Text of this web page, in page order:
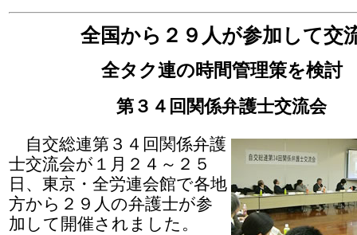
全国から２９人が参加して交
全タク連の時間管理策を検討
第３４回関係弁護士交流会
自交総連第３４回関係弁護
士交流会が１月２４～２５
日、東京・全労連会館で各地
方から２９人の弁護士が参
加して開催されました。